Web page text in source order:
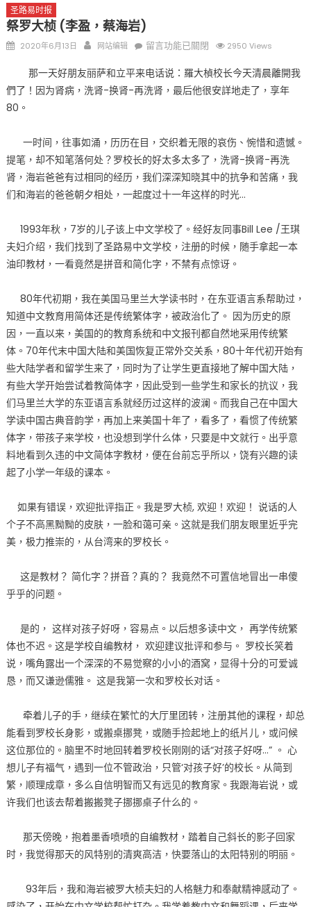
趣 + 水上竞速魅力
三十二载跨越时空的相逢
执掌密苏里植物园近四十年 致力推动全球植物多样性研究与中美
一晃三十年，初夏又相逢。中华日，等你来赴约 —— 密苏里植物
园“中华日三十周年特别报道（五）
圣路易时报
祭罗大桢 (李盈，蔡海岩)
Posted
2020年6月13日 Author
网站编辑
在
罗
大
盈，
蔡
海
岩)〉
中
留言功能已關閉 2950 Views
那一天好朋友丽萨和立平来电话说：羅大楨校长今天清晨離開我
們了！因为肾病，洗肾-换肾-再洗肾，最后他很安詳地走了，享年
80。
一时间，往事如涌，历历在目，交织着无限的哀伤、惋惜和遗憾。
提笔，却不知笔落何处？罗校长的好太多太多了，洗肾-换肾-再洗
肾，海岩爸爸有过相同的经历，我们深深知晓其中的抗争和苦痛，我
们和海岩的爸爸朝夕相处，一起度过十一年这样的时光…
1993年秋，7岁的儿子该上中文学校了。经好友同事Bill Lee /王琪
夫妇介绍，我们找到了圣路易中文学校，注册的时候，随手拿起一本
油印教材，一看竟然是拼音和简化字，不禁有点惊讶。
80年代初期，我在美国马里兰大学读书时，在东亚语言系帮助过，
知道中文教育用简体还是传统繁体字，被政治化了。 因为历史的原
因，一直以来，美国的的教育系统和中文报刊都自然地采用传统繁
体。70年代末中国大陆和美国恢复正常外交关系，80十年代初开始有
些大陆学者和留学生来了，同时为了让学生更直接地了解中国大陆，
有些大学开始尝试着教简体字，因此受到一些学生和家长的抗议，我
们马里兰大学的东亚语言系就经历过这样的波澜。而我自己在中国大
学读中国古典音韵学，再加上来美国十年了，看多了，看惯了传统繁
体字，带孩子来学校，也没想到学什么体，只要是中文就行。出乎意
料地看到久违的中文简体字教材，便在台前忘乎所以，饶有兴趣的读
起了小学一年级的课本。
如果有错误，欢迎批评指正。我是罗大桢, 欢迎！欢迎！ 说话的人
个子不高黑黝黝的皮肤，一脸和蔼可亲。这就是我们朋友眼里近乎完
美，极力推崇的，从台湾来的罗校长。
这是教材？ 简化字？拼音？真的？ 我竟然不可置信地冒出一串傻
乎乎的问题。
是的， 这样对孩子好呀，容易点。以后想多读中文， 再学传统繁
体也不迟。这是学校自编教材， 欢迎建议批评和参与。 罗校长笑着
说，嘴角露出一个深深的不易觉察的小小的酒窝，显得十分的可爱诚
恳，而又谦逊儒雅。 这是我第一次和罗校长对话。
牵着儿子的手，继续在繁忙的大厅里团转，注册其他的课程，却总
能看到罗校长身影，或搬桌挪凳，或随手捡起地上的纸片儿，或问候
这位那位的。脑里不时地回转着罗校长刚刚的话“对孩子好呀…” 。 心
想儿子有福气，遇到一位不管政治，只管‘对孩子好’的校长。从简到
繁，顺理成章，多么自信明智而又有远见的教育家。我跟海岩说，或
许我们也该去帮着搬搬凳子挪挪桌子什么的。
那天傍晚，抱着墨香喷喷的自编教材，踏着自己斜长的影子回家
时，我觉得那天的风特别的清爽高洁，快要落山的太阳特别的明丽。
93年后，我和海岩被罗大桢夫妇的人格魅力和奉献精神感动了。